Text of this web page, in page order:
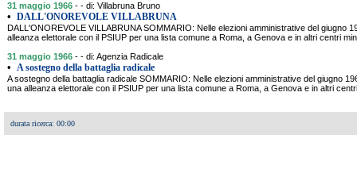
31 maggio 1966 - - di: Villabruna Bruno
• DALL'ONOREVOLE VILLABRUNA
DALL'ONOREVOLE VILLABRUNA SOMMARIO: Nelle elezioni amministrative del giugno
alleanza elettorale con il PSIUP per una lista comune a Roma, a Genova e in altri centri
31 maggio 1966 - - di: Agenzia Radicale
• A sostegno della battaglia radicale
A sostegno della battaglia radicale SOMMARIO: Nelle elezioni amministrative del giugno
una alleanza elettorale con il PSIUP per una lista comune a Roma, a Genova e in altri
durata ricerca: 00:00